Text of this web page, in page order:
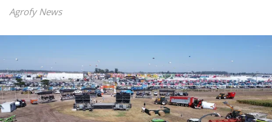
Agrofy News